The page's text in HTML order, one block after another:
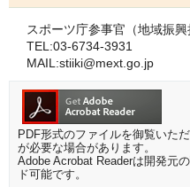
スポーツ庁参事官（地域振興
TEL:03-6734-3931
MAIL:stiiki@mext.go.jp
PDF形式のファイルを御覧いた
が必要な場合があります。
Adobe Acrobat Readerは開発元
ド可能です。